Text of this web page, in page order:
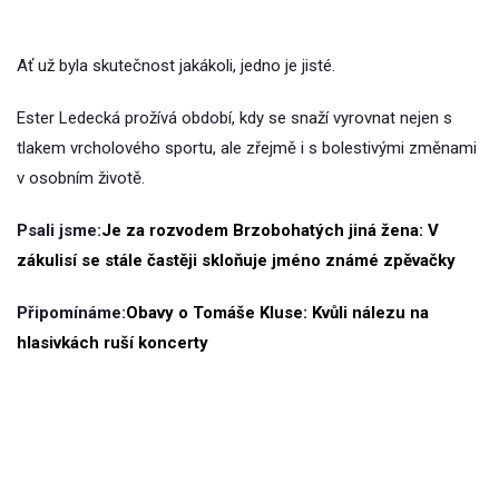
Ať už byla skutečnost jakákoli, jedno je jisté.
Ester Ledecká prožívá období, kdy se snaží vyrovnat nejen s
tlakem vrcholového sportu, ale zřejmě i s bolestivými změnami
v osobním životě.
Psali jsme:Je za rozvodem Brzobohatých jiná žena: V
zákulisí se stále častěji skloňuje jméno známé zpěvačky
Připomínáme:Obavy o Tomáše Kluse: Kvůli nálezu na
hlasivkách ruší koncerty